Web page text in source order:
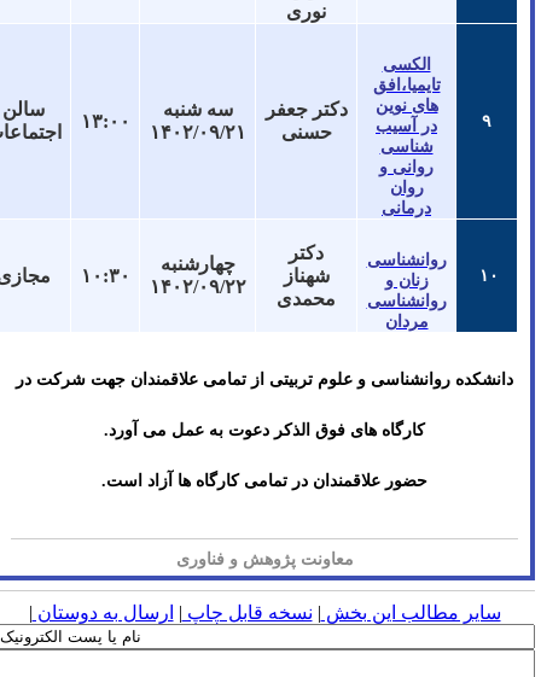
نوری
الکسی
تایمیا،افق
های نوین
در آسیب
شناسی
روانی و
روان
درمانی
دکتر جعفر
حسنی
سه شنبه
۱۴۰۲/۰۹/۲۱
۱۳:۰۰
سالن
اجتماعات
روانشناسی
زنان و
روانشناسی
مردان
دکتر
شهناز
محمدی
چهارشنبه
۱۴۰۲/۰۹/۲۲
۱۰:۳۰ مجازی
دانشکده روانشناسی و علوم تربیتی از تمامی علاقمندان جهت شرکت در
کارگاه های فوق الذکر دعوت به عمل می آورد.
حضور علاقمندان در تمامی کارگاه ها آزاد است.
معاونت پژوهش و فناوری
سایر مطالب این بخش|نسخه قابل چاپ|ارسال به دوستان|